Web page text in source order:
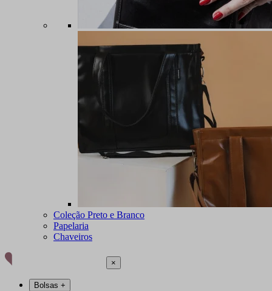
Coleção Preto e Branco
Papelaria
Chaveiros
×
Bolsas +